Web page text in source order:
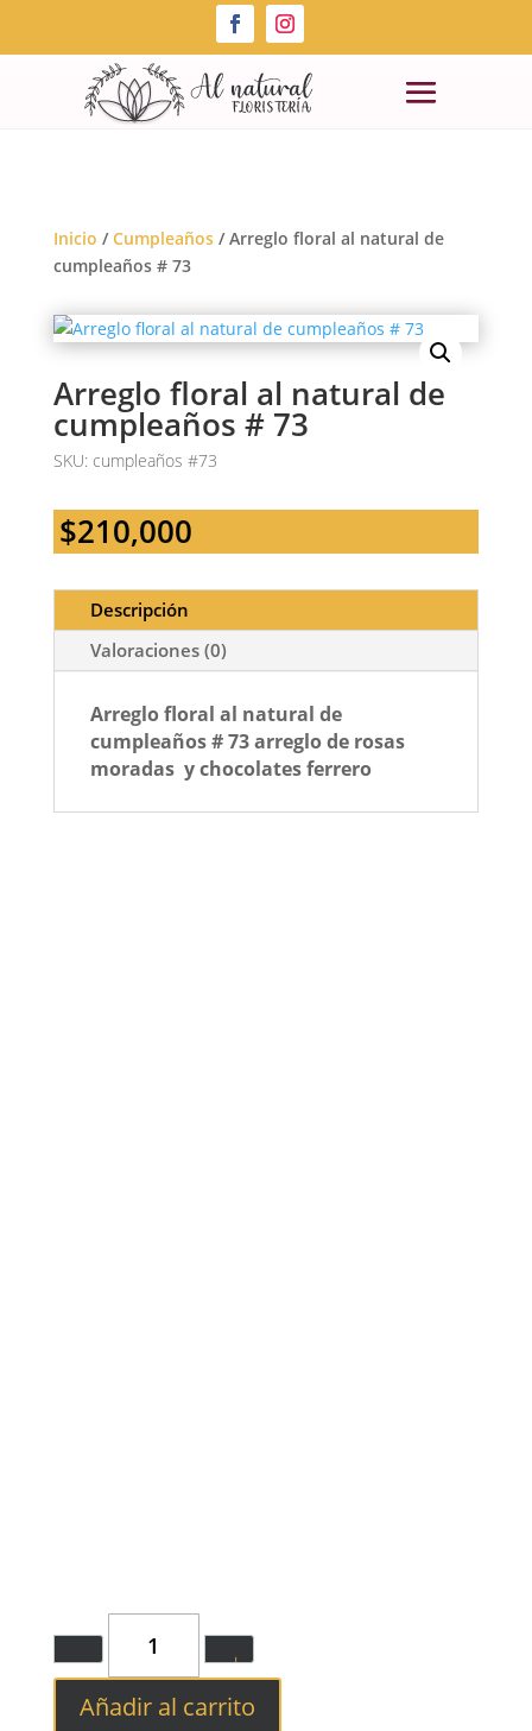
Inicio /Cumpleaños/ Arreglo floral al natural de
cumpleaños # 73
Arreglo floral al natural de
cumpleaños # 73
SKU: cumpleaños #73
$210,000
Descripción
Valoraciones (0)
Arreglo floral al natural de
cumpleaños # 73 arreglo de rosas
moradas y chocolates ferrero
Añadir al carrito